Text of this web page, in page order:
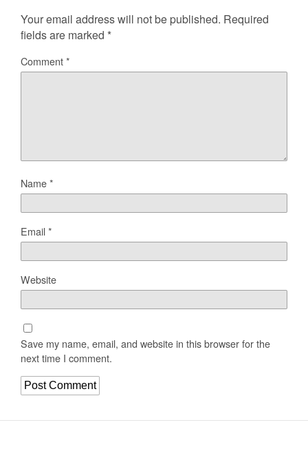
Your email address will not be published. Required
fields are marked *
Comment*
Name*
Email*
Website
Save my name, email, and website in this browser for the
next time I comment.